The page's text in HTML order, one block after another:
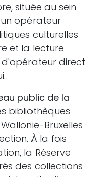
située au sein
un opérateur
culturelles
et la lecture
d'opérateur direct
public de la
bibliothèques
Bruxelles
À la fois
la Réserve
des collections